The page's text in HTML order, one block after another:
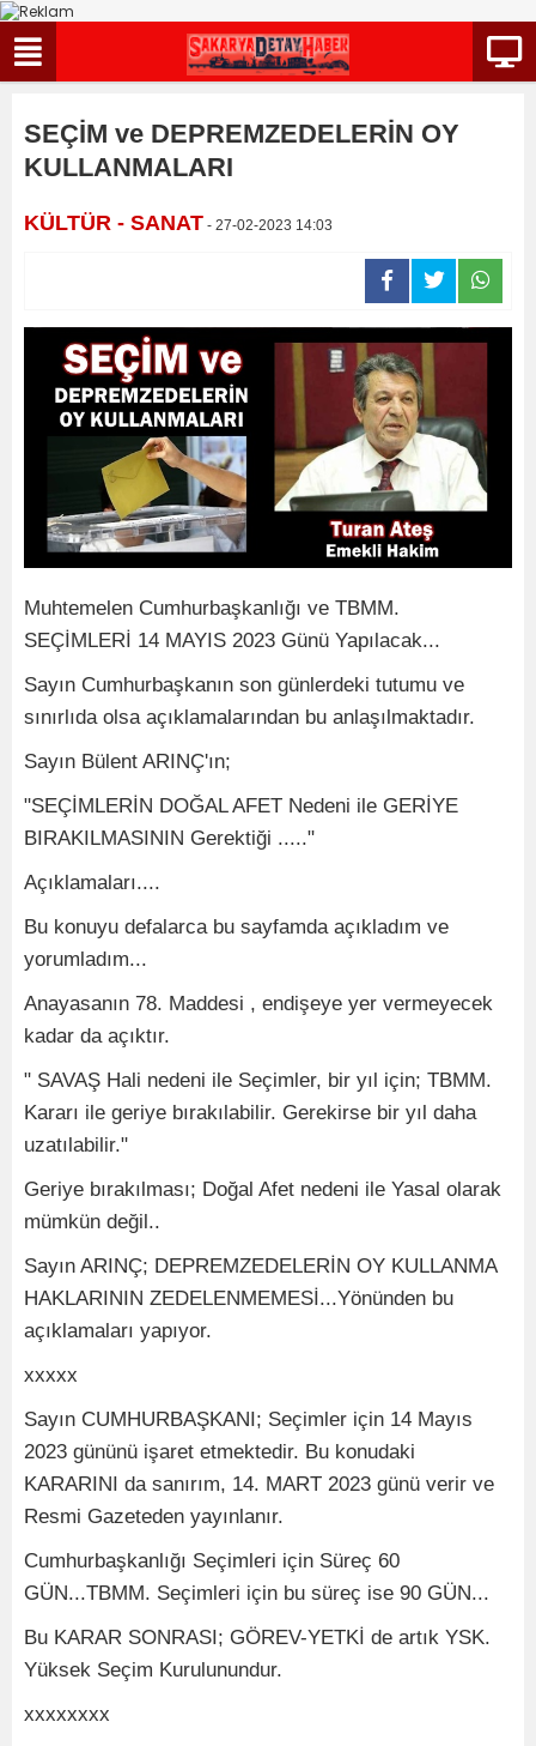
SEÇİM ve DEPREMZEDELERİN OY
KULLANMALARI
KÜLTÜR - SANAT - 27-02-2023 14:03
Muhtemelen Cumhurbaşkanlığı ve TBMM.
SEÇİMLERİ 14 MAYIS 2023 Günü Yapılacak...
Sayın Cumhurbaşkanın son günlerdeki tutumu ve
sınırlıda olsa açıklamalarından bu anlaşılmaktadır.
Sayın Bülent ARINÇ'ın;
"SEÇİMLERİN DOĞAL AFET Nedeni ile GERİYE
BIRAKILMASININ Gerektiği ....."
Açıklamaları....
Bu konuyu defalarca bu sayfamda açıkladım ve
yorumladım...
Anayasanın 78. Maddesi , endişeye yer vermeyecek
kadar da açıktır.
" SAVAŞ Hali nedeni ile Seçimler, bir yıl için; TBMM.
Kararı ile geriye bırakılabilir. Gerekirse bir yıl daha
uzatılabilir."
Geriye bırakılması; Doğal Afet nedeni ile Yasal olarak
mümkün değil..
Sayın ARINÇ; DEPREMZEDELERİN OY KULLANMA
HAKLARININ ZEDELENMEMESİ...Yönünden bu
açıklamaları yapıyor.
xxxxx
Sayın CUMHURBAŞKANI; Seçimler için 14 Mayıs
2023 gününü işaret etmektedir. Bu konudaki
KARARINI da sanırım, 14. MART 2023 günü verir ve
Resmi Gazeteden yayınlanır.
Cumhurbaşkanlığı Seçimleri için Süreç 60
GÜN...TBMM. Seçimleri için bu süreç ise 90 GÜN...
Bu KARAR SONRASI; GÖREV-YETKİ de artık YSK.
Yüksek Seçim Kurulunundur.
xxxxxxxx